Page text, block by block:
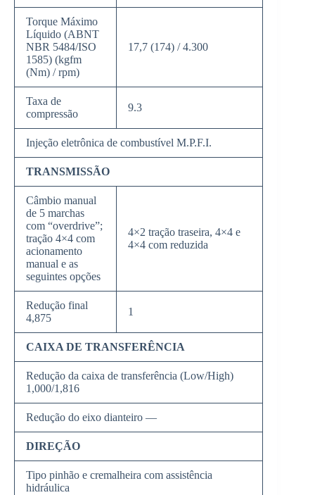
Torque Máximo
Líquido (ABNT
NBR 5484/ISO
1585) (kgfm
(Nm) / rpm)
17,7 (174) / 4.300
Taxa de
compressão
9.3
Injeção eletrônica de combustível M.P.F.I.
TRANSMISSÃO
Câmbio manual
de 5 marchas
com “overdrive”;
tração 4×4 com
acionamento
manual e as
seguintes opções
4×2 tração traseira, 4×4 e
4×4 com reduzida
Redução final
4,875
1
CAIXA DE TRANSFERÊNCIA
Redução da caixa de transferência (Low/High)
1,000/1,816
Redução do eixo dianteiro —
DIREÇÃO
Tipo pinhão e cremalheira com assistência
hidráulica